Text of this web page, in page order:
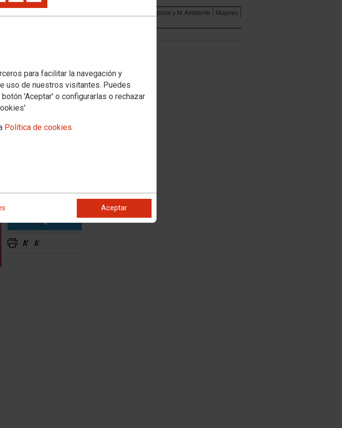
para facilitar la navegación y
uso de nuestros visitantes. Puedes
'Aceptar' o configurarlas o rechazar
Política de cookies
Aceptar
Salud Laboral y M. Ambiente
Mujeres
de las